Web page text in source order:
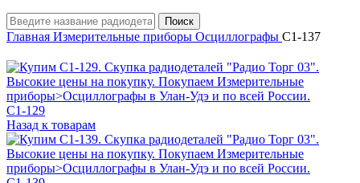
Поиск
Главная Измерительные приборы Осциллографы C1-137
С1-129
Назад к товарам